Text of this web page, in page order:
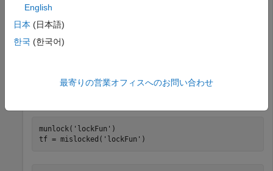
tf =
  logical
この関数のロックを解除し、メモリからクリアできるように
munlock( 'lockFun' )
tf = mislocked( 'lockFun' )
English
日本 (日本語)
한국 (한국어)
最寄りの営業オフィスへのお問い合わせ